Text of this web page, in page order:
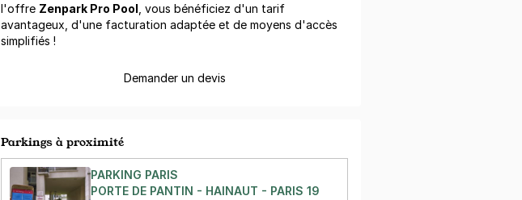
l'offre Zenpark Pro Pool , vous bénéficiez d'un tarif
avantageux, d'une facturation adaptée et de moyens d'accès
simplifiés !
Demander un devis
Parkings à proximité
PARKING PARIS
PORTE DE PANTIN - HAINAUT - PARIS 19